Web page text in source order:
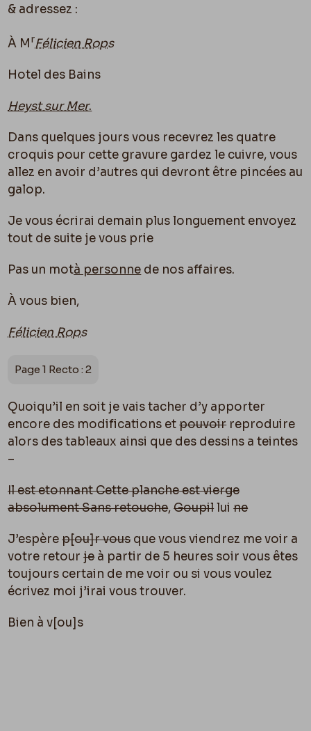
& adressez :
À MrFélicien Rops
Hotel des Bains
Heyst sur Mer.
Dans quelques jours vous recevrez les quatre
croquis pour cette gravure gardez le cuivre, vous
allez en avoir d’autres qui devront être pincées au
galop.
Je vous écrirai demain plus longuement envoyez
tout de suite je vous prie
Pas un motà personne de nos affaires.
À vous bien,
Félicien Rops
Page 1 Recto : 2
Quoiqu’il en soit je vais tacher d’y apporter
encore des modifications etpouvoirreproduire
alors des tableaux ainsi que des dessins a teintes
–
Il est etonnant Cette planche est vierge
absolument Sans retouche,Goupilluine
J’espèrep[ou]r vousque vous viendrez me voir a
votre retourjeà partir de 5 heures soir vous êtes
toujours certain de me voir ou si vous voulez
écrivez moi j’irai vous trouver.
Bien à v[ou]s